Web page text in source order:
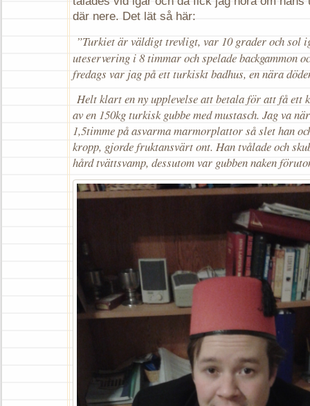
där nere. Det lät så här:
”Turkiet är väldigt trevligt, var 10 grader och sol
uteservering i 8 timmar och spelade backgammon
fredags var jag på ett turkiskt badhus, en nära
Helt klart en ny upplevelse att betala för att få ett
av en 150kg turkisk gubbe med mustasch. Jag va
1,5timme på asvarma marmorplattor så slet han
kropp, gjorde fruktansvärt ont. Han tvålade och
hård tvättsvamp, dessutom var gubben naken